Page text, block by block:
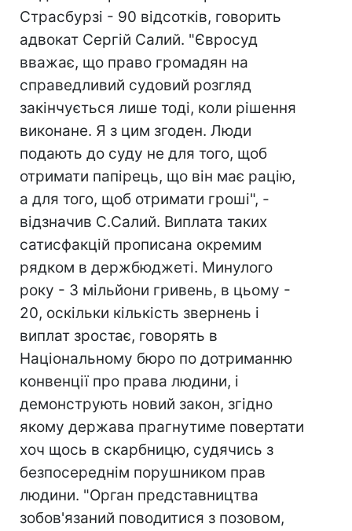
Страсбурзі - 90 відсотків, говорить
адвокат Сергій Салий. "Євросуд
вважає, що право громадян на
справедливий судовий розгляд
закінчується лише тоді, коли рішення
виконане. Я з цим згоден. Люди
подають до суду не для того, щоб
отримати папірець, що він має рацію,
а для того, щоб отримати гроші", -
відзначив С.Салий. Виплата таких
сатисфакцій прописана окремим
рядком в держбюджеті. Минулого
року - 3 мільйони гривень, в цьому -
20, оскільки кількість звернень і
виплат зростає, говорять в
Національному бюро по дотриманню
конвенції про права людини, і
демонструють новий закон, згідно
якому держава прагнутиме повертати
хоч щось в скарбницю, судячись з
безпосереднім порушником прав
людини. "Орган представництва
зобов'язаний поводитися з позовом,